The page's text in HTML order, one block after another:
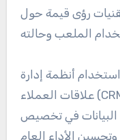
رؤى قيمة حول
أنظمة إدارة
علاقات العملاء (CRM) لتحليل تعليقات اللاعبين
البيانات في تخصيص